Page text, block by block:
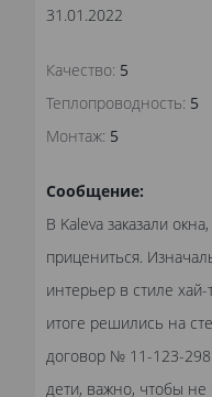
31.01.2022
Качество: 5
Теплопроводность: 5
Монтаж: 5
Сообщение:
В Kaleva заказали
прицениться.
интерьер в стиле
итоге решились на
договор № 11-123-298.
дети, важно, чтобы не